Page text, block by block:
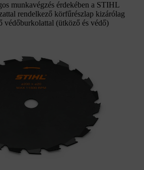
munkavégzés érdekében a STIHL
rendelkező körfűrészlap kizárólag
védőburkolattal (ütköző és védő)